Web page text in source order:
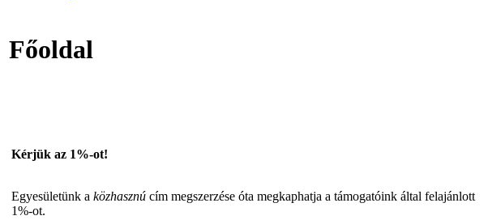
Főoldal
Kérjük az 1%-ot!
Egyesületünk a közhasznú cím megszerzése óta megkaphatja a támogatóink által felajánlott
1%-ot.